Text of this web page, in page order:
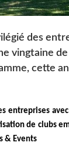
des
vingtaine
cette
entreprises
de clubs
& Events